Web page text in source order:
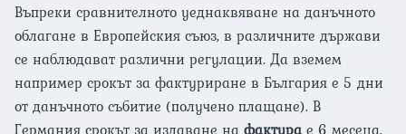
Въпреки сравнителното уеднаквяване на данъчното
облагане в Европейския съюз, в различните държави
се наблюдават различни регулации. Да вземем
например срокът за фактуриране в България е 5 дни
от данъчното събитие (получено плащане). В